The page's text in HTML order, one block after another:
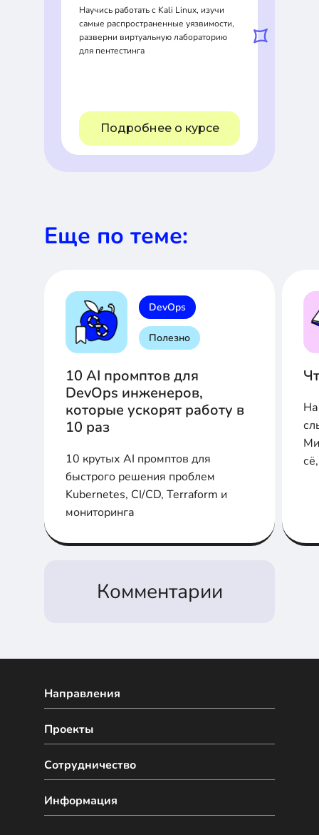
Научись работать с Kali Linux, изучи
самые распространенные уязвимости,
разверни виртуальную лабораторию
для пентестинга
Подробнее о курсе
Еще по теме:
DevOps
Полезно
10 AI промптов для
DevOps инженеров,
которые ускорят работу в
10 раз
10 крутых AI промптов для
быстрого решения проблем
Kubernetes, CI/CD, Terraform и
мониторинга
Комментарии
Направления
Сотрудничество
Проекты
Информация